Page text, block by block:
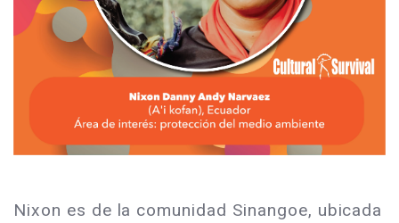
Nixon es de la comunidad Sinangoe, ubicada